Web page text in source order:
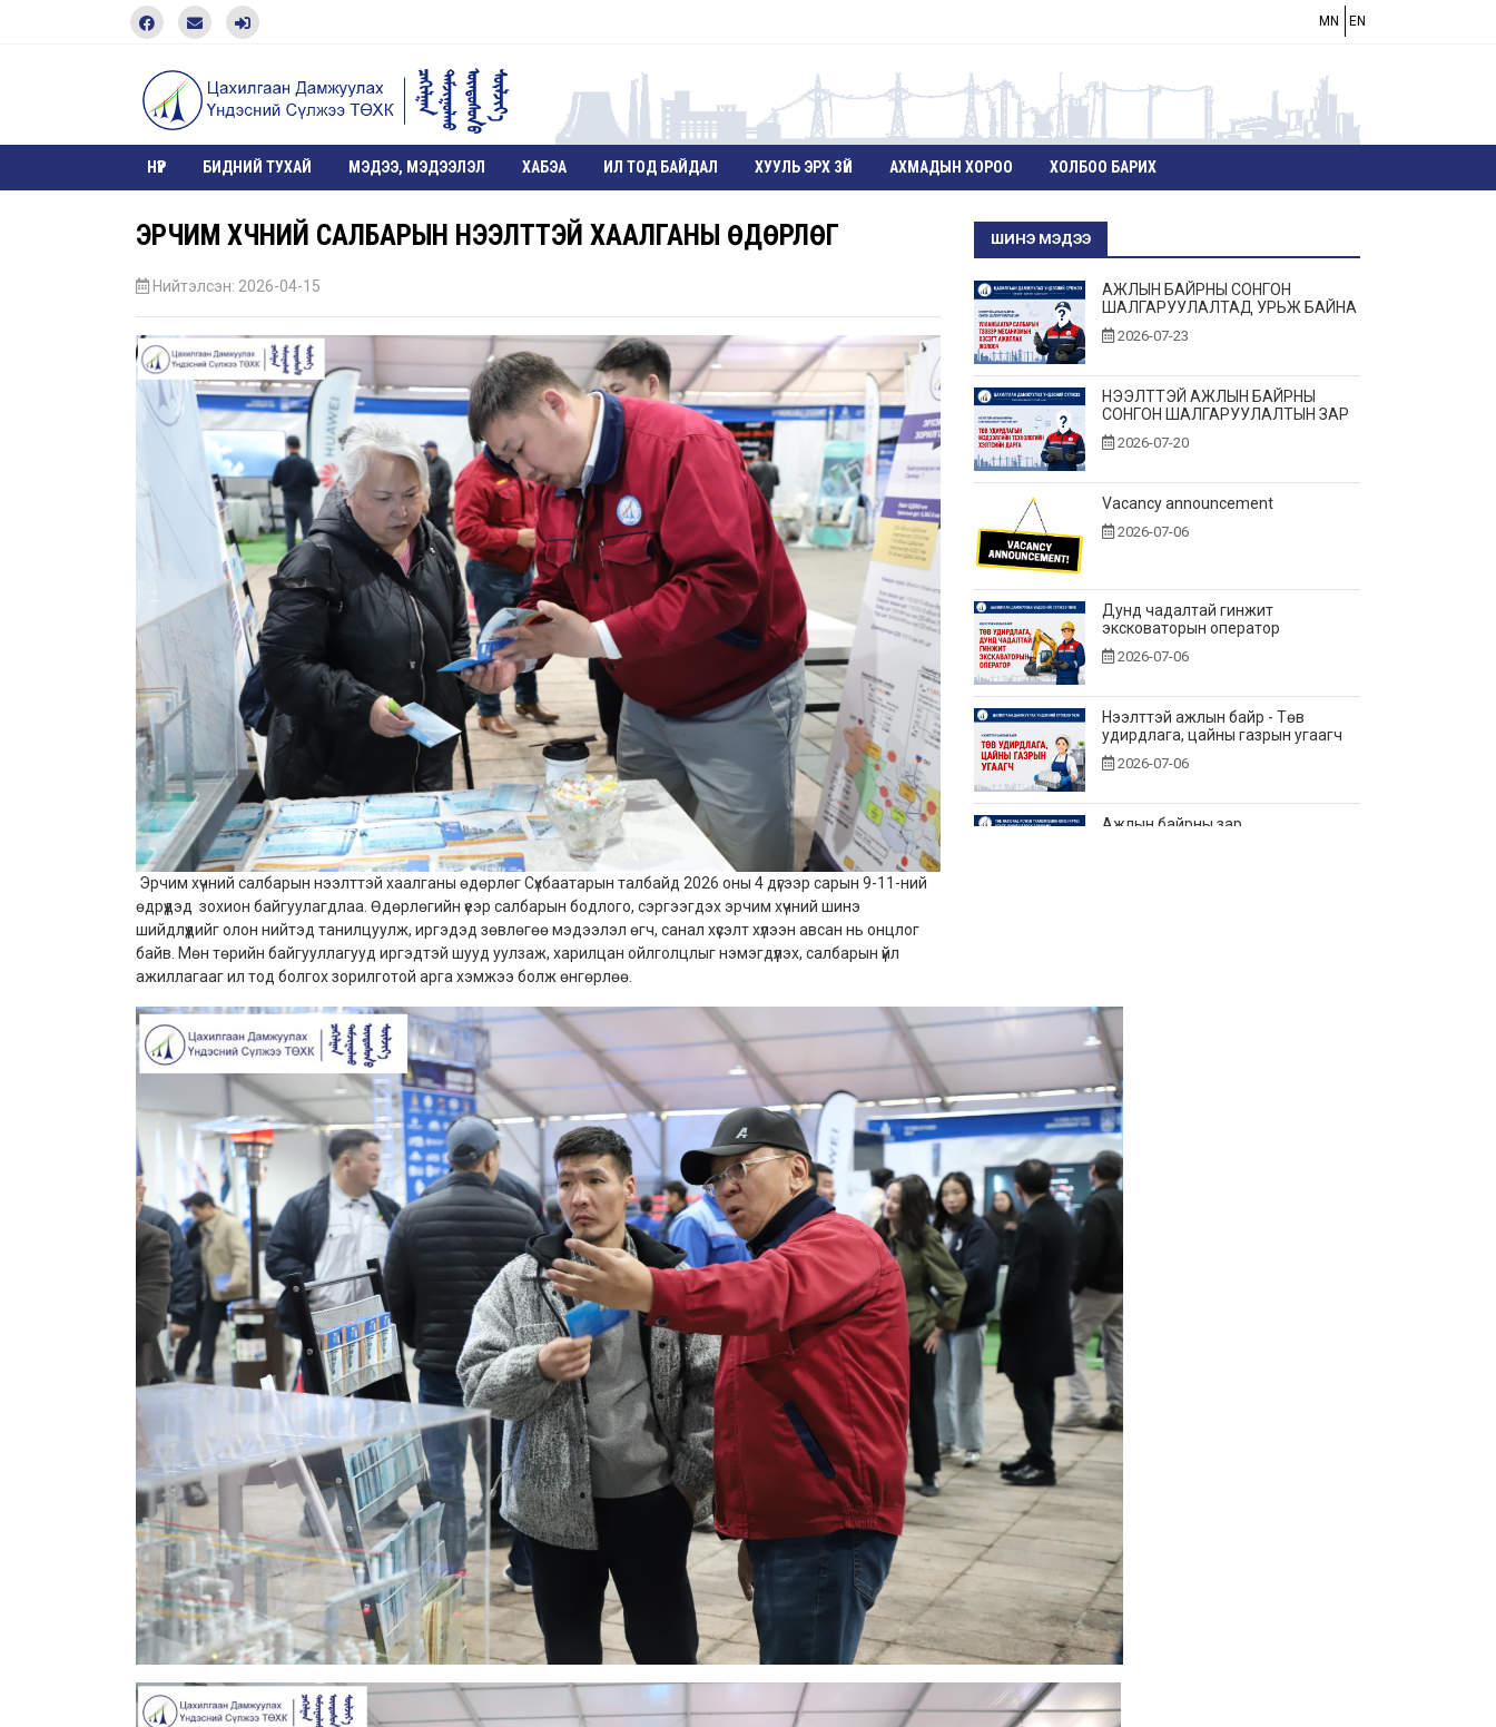
MN EN
НҮҮР БИДНИЙ ТУХАЙ МЭДЭЭ, МЭДЭЭЛЭЛ ХАБЭА ИЛ ТОД БАЙДАЛ ХУУЛЬ ЭРХ ЗҮЙ АХМАДЫН ХОРОО ХОЛБОО БАРИХ
ЭРЧИМ ХҮЧНИЙ САЛБАРЫН НЭЭЛТТЭЙ ХААЛГАНЫ ӨДӨРЛӨГ
Нийтэлсэн: 2026-04-15
Эрчим хүчний салбарын нээлттэй хаалганы өдөрлөг Сүхбаатарын талбайд 2026 оны 4 дүгээр сарын 9-11-ний
өдрүүдэд зохион байгуулагдлаа. Өдөрлөгийн үеэр салбарын бодлого, сэргээгдэх эрчим хүчний шинэ
шийдлүүдийг олон нийтэд танилцуулж, иргэдэд зөвлөгөө мэдээлэл өгч, санал хүсэлт хүлээн авсан нь онцлог
байв. Мөн төрийн байгууллагууд иргэдтэй шууд уулзаж, харилцан ойлголцлыг нэмэгдүүлэх, салбарын үйл
ажиллагааг ил тод болгох зорилготой арга хэмжээ болж өнгөрлөө.
ШИНЭ МЭДЭЭ
АЖЛЫН БАЙРНЫ СОНГОН
ШАЛГАРУУЛАЛТАД УРЬЖ БАЙНА
2026-07-23
НЭЭЛТТЭЙ АЖЛЫН БАЙРНЫ
СОНГОН ШАЛГАРУУЛАЛТЫН ЗАР
2026-07-20
Vacancy announcement
2026-07-06
Дунд чадалтай гинжит
эксковаторын оператор
2026-07-06
Нээлттэй ажлын байр - Төв
удирдлага, цайны газрын угаагч
2026-07-06
Ажлын байрны зар
НЭЭЛТТЭЙ АЖЛЫН БАЙРНЫ
СОНГОН ШАЛГАРУУЛАЛТЫН ЗАР
2026-06-21
"ХҮҮХЭД ХҮМҮҮЖЛИЙН ЭЕРЭГ
АРГА” сэдэвт сургалт зохион
байгууллаа
удирдлага Барилгын инженер
2026-05-19
УГИЙН БИЧИГ – ЭРҮҮЛ МОНГОЛ”
сургалт ЦДҮС ТӨХК-ийн
хэмжээнд зохион байгуулав
“Хөдөлмөрийн аюулгүй байдал –
уралдааны шилдгүүд...
2026-04-28
Эрчим хүчний сайд Б.Найдалаа
компанийн үйл ажиллагаатай
танилцлаа
2026-04-21